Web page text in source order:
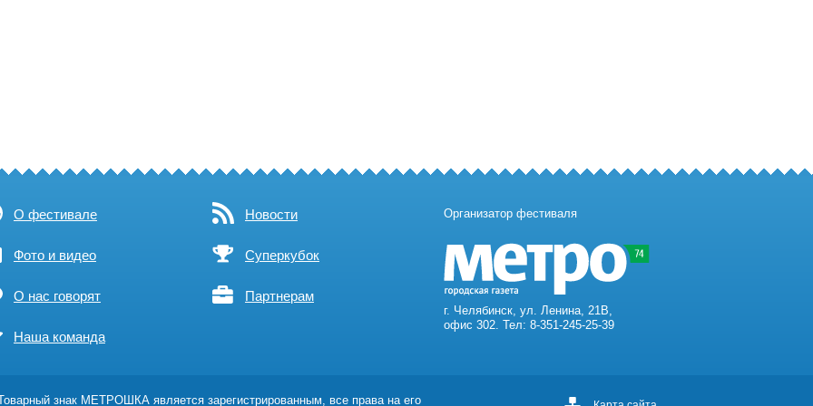
О фестивале Новости
Фото и видео Суперкубок
О нас говорят Партнерам
Наша команда
Организатор фестиваля
г. Челябинск, ул. Ленина, 21В,
офис 302. Тел: 8-351-245-25-39
знак МЕТРОШКА является зарегистрированным, все права на его